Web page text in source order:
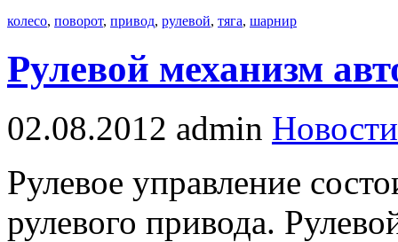
колесо, поворот, привод, рулевой, тяга, шарнир
Рулевой механизм
02.08.2012 admin Новости
Рулевое управление
рулевого привода.